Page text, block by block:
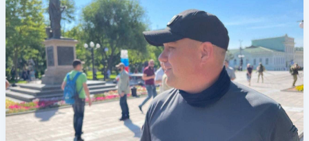
“швидкої”
у
перші
дні
війни
під
Херсоном